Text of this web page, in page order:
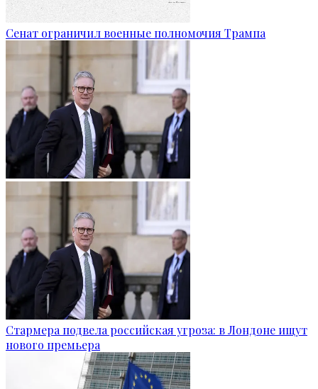
Сенат ограничил военные полномочия Трампа
Стармера подвела российская угроза: в Лондоне ищут
нового премьера